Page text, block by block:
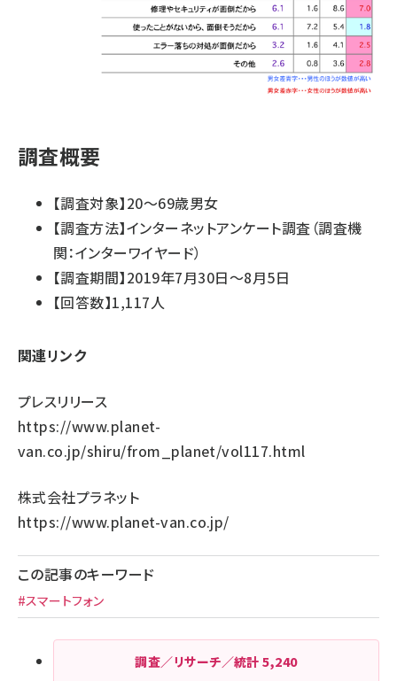
調査概要
【調査対象】20～69歳男女
【調査方法】インターネットアンケート調査（調査機
関：インターワイヤード）
【調査期間】2019年7月30日～8月5日
【回答数】1,117人
関連リンク
プレスリリース
https://www.planet-
van.co.jp/shiru/from_planet/vol117.html
株式会社プラネット
https://www.planet-van.co.jp/
この記事のキーワード
#スマートフォン
調査／リサーチ／統計5,240